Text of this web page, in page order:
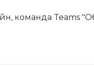
команда Teams